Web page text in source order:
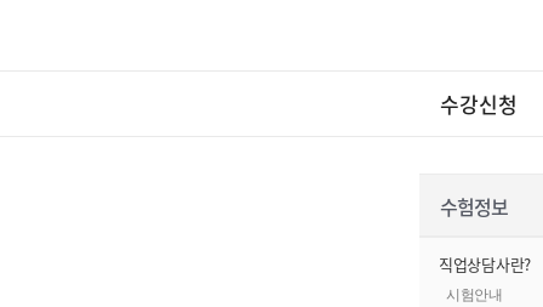
수강신청
수험정보
직업상담사란?
시험안내